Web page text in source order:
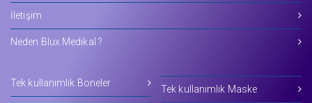
İletişim
Neden Blux Medikal ?
Tek kullanımlık Boneler
Tek kullanımlık Maske